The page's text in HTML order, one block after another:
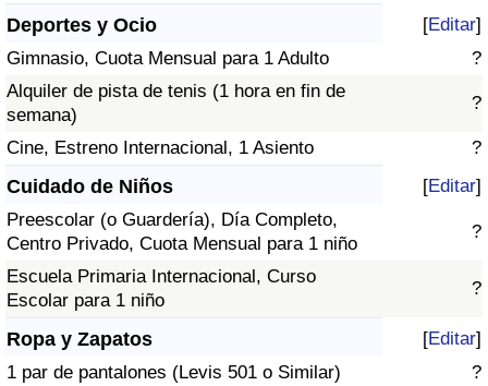
Deportes y Ocio [Editar]
Gimnasio, Cuota Mensual para 1 Adulto
?
Alquiler de pista de tenis (1 hora en fin de
semana)
?
Cine, Estreno Internacional, 1 Asiento ?
Cuidado de Niños [Editar]
Preescolar (o Guardería), Día Completo,
Centro Privado, Cuota Mensual para 1 niño
?
Escuela Primaria Internacional, Curso
Escolar para 1 niño
?
Ropa y Zapatos [Editar]
1 par de pantalones (Levis 501 o Similar)
?